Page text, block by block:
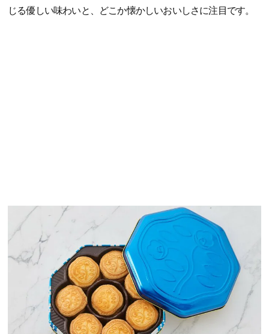
じる優しい味わいと、どこか懐かしいおいしさに注目です。